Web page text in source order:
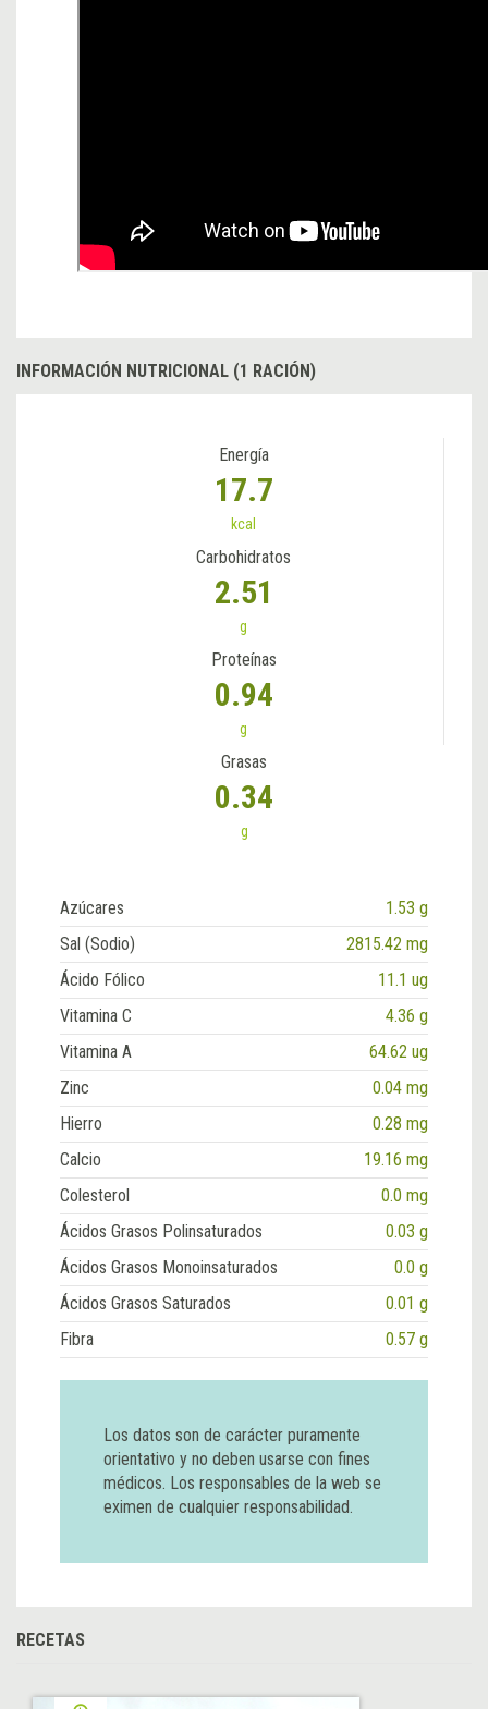
INFORMACIÓN NUTRICIONAL (1 RACIÓN)
Energía
17.7
kcal
Carbohidratos
2.51
g
Proteínas
0.94
g
Grasas
0.34
g
Azúcares
1.53 g
Sal (Sodio)
2815.42 mg
Ácido Fólico
11.1 ug
Vitamina C
4.36 g
Vitamina A
64.62 ug
Zinc
0.04 mg
Hierro
0.28 mg
Calcio
19.16 mg
Colesterol
0.0 mg
Ácidos Grasos Polinsaturados
0.03 g
Ácidos Grasos Monoinsaturados
0.0 g
Ácidos Grasos Saturados
0.01 g
Fibra
0.57 g
Los datos son de carácter puramente
orientativo y no deben usarse con fines
médicos. Los responsables de la web se
eximen de cualquier responsabilidad.
RECETAS